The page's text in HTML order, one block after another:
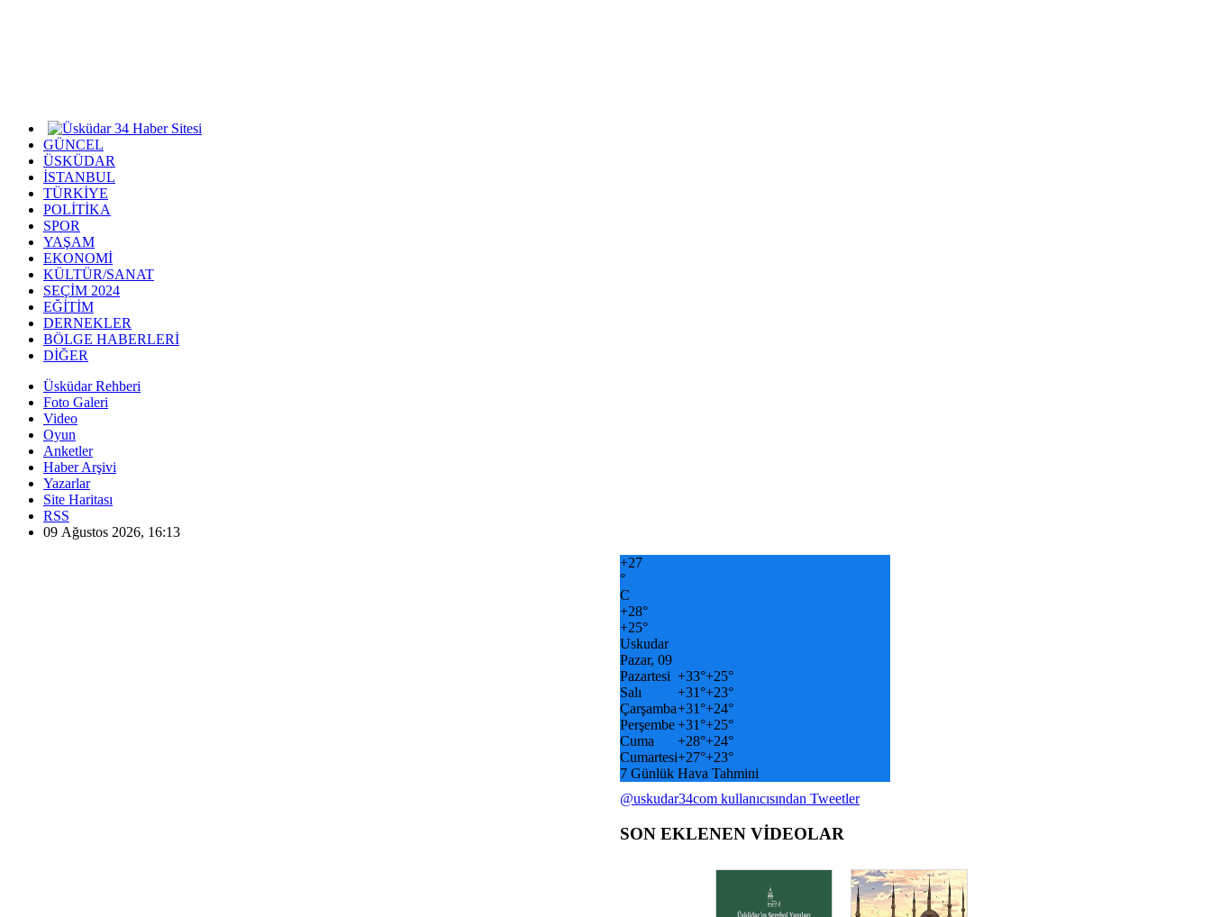
GÜNCEL
ÜSKÜDAR
İSTANBUL
TÜRKİYE
POLİTİKA
SPOR
YAŞAM
EKONOMİ
KÜLTÜR/SANAT
SEÇİM 2024
EĞİTİM
DERNEKLER
BÖLGE HABERLERİ
DİĞER
Üsküdar Rehberi
Foto Galeri
Video
Oyun
Anketler
Haber Arşivi
Yazarlar
Site Haritası
RSS
09 Ağustos 2026, 16:13
+27
°
C
+28°
+25°
Uskudar
Pazar, 09
Pazartesi +33°+25°
Salı
+31°+23°
Çarşamba+31°+24°
Perşembe+31°+25°
Cuma
+28°+24°
Cumartesi+27°+23°
7 Günlük Hava Tahmini
@uskudar34com kullanıcısından Tweetler
SON EKLENEN VİDEOLAR